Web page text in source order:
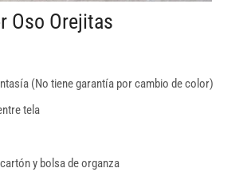
Oso Orejitas
(No tiene garantía por cambio de color)
tela
y bolsa de organza